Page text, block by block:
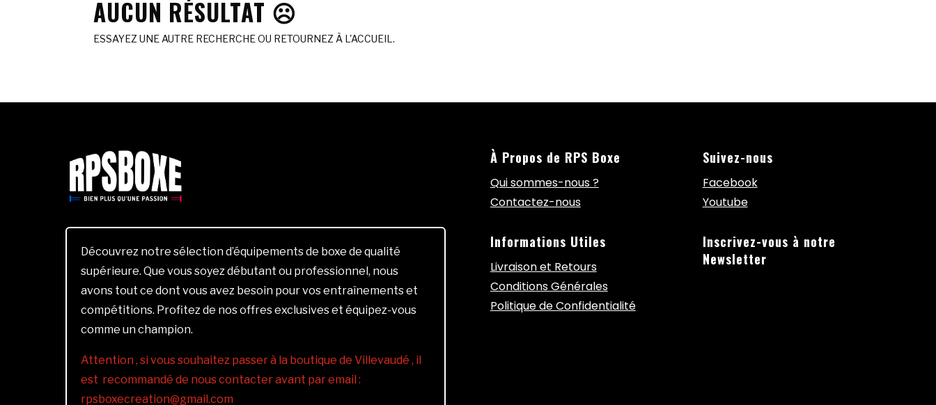
AUCUN RÉSULTAT ☹️
ESSAYEZ UNE AUTRE RECHERCHE OU RETOURNEZ À L'ACCUEIL.
Découvrez notre sélection d’équipements de boxe de qualité
supérieure. Que vous soyez débutant ou professionnel, nous
avons tout ce dont vous avez besoin pour vos entraînements et
compétitions. Profitez de nos offres exclusives et équipez-vous
comme un champion.
Attention , si vous souhaitez passer à la boutique de Villevaudé , il
est recommandé de nous contacter avant par email :
rpsboxecreation@gmail.com
À Propos de RPS Boxe
Qui sommes-nous ?
Contactez-nous
Informations Utiles
Livraison et Retours
Conditions Générales
Politique de Confidentialité
Suivez-nous
Facebook
Youtube
Inscrivez-vous à notre
Newsletter